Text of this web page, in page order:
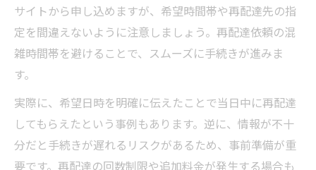
サイトから申し込めますが、希望時間帯や再配達先の指
定を間違えないように注意しましょう。再配達依頼の混
雑時間帯を避けることで、スムーズに手続きが進みま
す。
実際に、希望日時を明確に伝えたことで当日中に再配達
してもらえたという事例もあります。逆に、情報が不十
分だと手続きが遅れるリスクがあるため、事前準備が重
要です。再配達の回数制限や追加料金が発生する場合も